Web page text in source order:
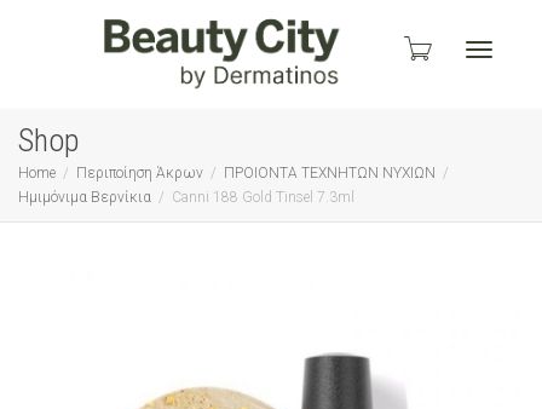
Shop
Home Περιποίηση Άκρων
ΠΡΟΙΟΝΤΑ ΤΕΧΝΗΤΩΝ ΝΥΧΙΩΝ
Ημιμόνιμα Βερνίκια
Canni 188 Gold Tinsel 7.3ml